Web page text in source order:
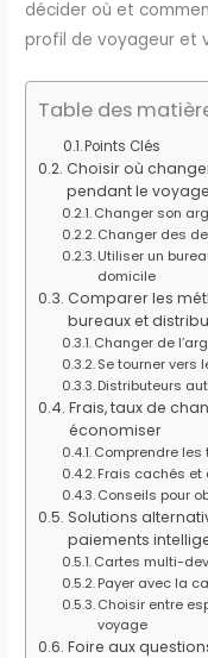
décider où et
profil de voyageur et
Table des
Points Clés
Choisir où
pendant le voyage
Changer son
Changer des
Utiliser un
domicile
Comparer les
bureaux et
Changer de
Se tourner vers
Distributeurs
Frais, taux de
économiser
Comprendre
Frais cachés
Conseils pour
Solutions
paiements
Cartes multi-
Payer avec la
Choisir entre
voyage
Foire aux